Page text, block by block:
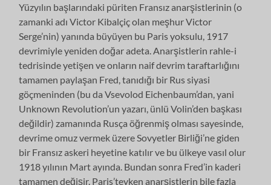
Yüzyılın başlarındaki püriten Fransız anarşistlerinin (o
zamanki adı Victor Kibalçiç olan meşhur Victor
Serge’nin) yanında büyüyen bu Paris yoksulu, 1917
devrimiyle yeniden doğar adeta. Anarşistlerin rahle-i
tedrisinde yetişen ve onların naif devrim taraftarlığını
tamamen paylaşan Fred, tanıdığı bir Rus siyasi
göçmeninden (bu da Vsevolod Eichenbaum’dan, yani
Unknown Revolution’un yazarı, ünlü Volin’den başkası
değildir) zamanında Rusça öğrenmiş olması sayesinde,
devrime omuz vermek üzere Sovyetler Birliği’ne giden
bir Fransız askeri heyetine katılır ve bu ülkeye vasıl olur
1918 yılının Mart ayında. Bundan sonra Fred’in kaderi
tamamen değişir. Paris’teyken anarşistlerin bile fazla